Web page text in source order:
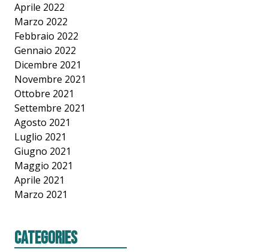
Aprile 2022
Marzo 2022
Febbraio 2022
Gennaio 2022
Dicembre 2021
Novembre 2021
Ottobre 2021
Settembre 2021
Agosto 2021
Luglio 2021
Giugno 2021
Maggio 2021
Aprile 2021
Marzo 2021
Categories